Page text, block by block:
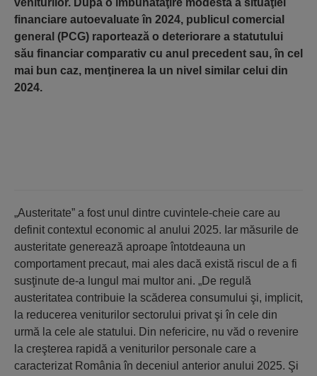
veniturilor. După o îmbunătăţire modestă a situaţiei
financiare autoevaluate în 2024, publicul comercial
general (PCG) raportează o deteriorare a statutului
său financiar comparativ cu anul precedent sau, în cel
mai bun caz, menţinerea la un nivel similar celui din
2024.
„Austeritate” a fost unul dintre cuvintele-cheie care au
definit contextul economic al anului 2025. Iar măsurile de
austeritate generează aproape întotdeauna un
comportament precaut, mai ales dacă există riscul de a fi
susţinute de-a lungul mai multor ani. „De regulă
austeritatea contribuie la scăderea consumului şi, implicit,
la reducerea veniturilor sectorului privat şi în cele din
urmă la cele ale statului. Din nefericire, nu văd o revenire
la creşterea rapidă a veniturilor personale care a
caracterizat România în deceniul anterior anului 2025. Şi